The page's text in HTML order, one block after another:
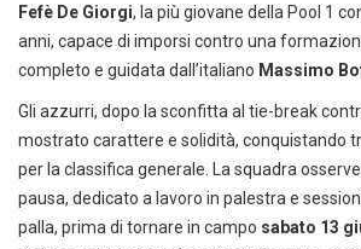
Fefè De Giorgi, la più giovane della Pool 1
anni, capace di imporsi contro una
completo e guidata dall’italiano Massimo
Gli azzurri, dopo la sconfitta al tie-break
mostrato carattere e solidità, conquistando
per la classifica generale. La squadra
pausa, dedicato a lavoro in palestra e
palla, prima di tornare in campo sabato 13